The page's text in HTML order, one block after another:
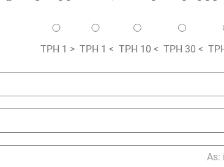
> 30 TPH
> 10 TPH
> 1 TPH
< 1 TPH